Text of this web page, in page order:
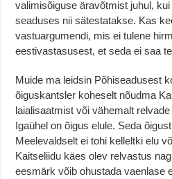
valimisõiguse äravõtmist juhul,
seaduses nii sätestatakse. Kas
vastuargumendi, mis ei tulene
eestivastasusest, et seda ei saa
Muide ma leidsin Põhiseadusest
õiguskantsler koheselt nõudma
laialisaatmist või vähemalt
Igaühel on õigus elule. Seda
Meelevaldselt ei tohi kelleltki elu
Kaitseliidu käes olev relvastus
eesmärk võib ohustada vaenlase